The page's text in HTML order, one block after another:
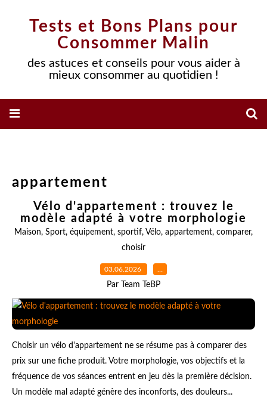
Tests et Bons Plans pour
Consommer Malin
des astuces et conseils pour vous aider à
mieux consommer au quotidien !
appartement
Vélo d'appartement : trouvez le
modèle adapté à votre morphologie
Maison, Sport, équipement, sportif, Vélo, appartement, comparer,
choisir
03.06.2026 …
Par Team TeBP
Choisir un vélo d'appartement ne se résume pas à comparer des
prix sur une fiche produit. Votre morphologie, vos objectifs et la
fréquence de vos séances entrent en jeu dès la première décision.
Un modèle mal adapté génère des inconforts, des douleurs...